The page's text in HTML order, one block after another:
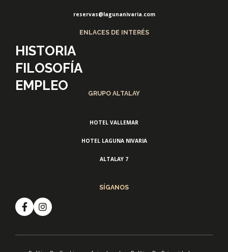
reservas@lagunanivaria.com
ENLACES DE INTERÉS
HISTORIA
FILOSOFÍA
EMPLEO
GRUPO ALTALAY
HOTEL VALLEMAR
HOTEL LAGUNA NIVARIA
ALTALAY 7
SÍGANOS